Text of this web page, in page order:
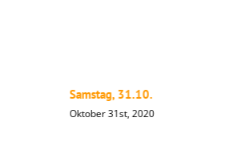
Samstag, 31.10.
Oktober 31st, 2020